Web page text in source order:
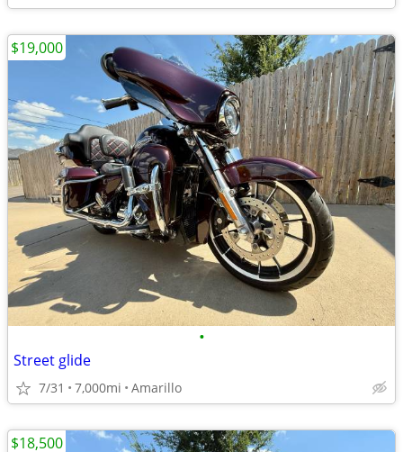
•
Street glide
7/31 7,000mi Amarillo
$19,000
$18,500